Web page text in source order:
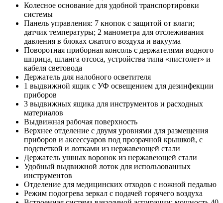
Колесное основание для удобной транспортировки
системы
Панель управления: 7 кнопок с защитой от влаги;
датчик температуры; 2 манометра для отслеживания
давления в блоках сжатого воздуха и вакуума
Поворотная приборная консоль с держателями водного
шприца, шланга отсоса, устройства типа «пистолет» и
кабеля световода
Держатель для налобного осветителя
1 выдвижной ящик с УФ освещением для дезинфекции
приборов
3 выдвижных ящика для инструментов и расходных
материалов
Выдвижная рабочая поверхность
Верхнее отделение с двумя уровнями для размещения
приборов и аксессуаров под прозрачной крышкой, с
подсветкой и лотками из нержавеющей стали
Держатель ушных воронок из нержавеющей стали
Удобный выдвижной лоток для использованных
инструментов
Отделение для медицинских отходов с ножной педалью
Режим подогрева зеркал с подачей горячего воздуха